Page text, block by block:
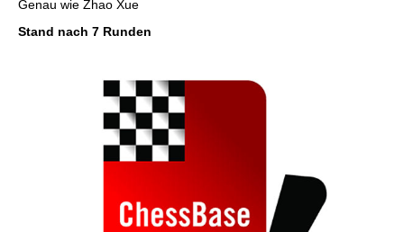
Genau wie Zhao Xue
Stand nach 7 Runden